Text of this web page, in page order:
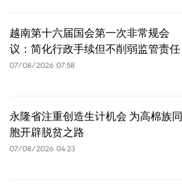
越南第十六届国会第一次非常规会
议：简化行政手续但不削弱监管责任
07/08/2026 07:58
永隆省注重创造生计机会 为高棉族同
胞开辟脱贫之路
07/08/2026 04:23